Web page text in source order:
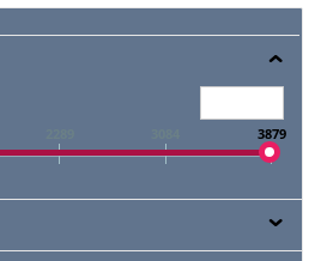
3879